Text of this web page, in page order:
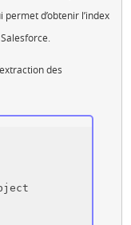
d’obtenir l’index
des